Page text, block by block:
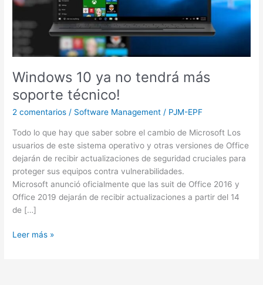
Windows 10 ya no tendrá más
soporte técnico!
2 comentarios / Software Management / PJM-EPF
Todo lo que hay que saber sobre el cambio de Microsoft Los
usuarios de este sistema operativo y otras versiones de Office
dejarán de recibir actualizaciones de seguridad cruciales para
proteger sus equipos contra vulnerabilidades.
Microsoft anunció oficialmente que las suit de Office 2016 y
Office 2019 dejarán de recibir actualizaciones a partir del 14
de […]
técnico!
Leer más »